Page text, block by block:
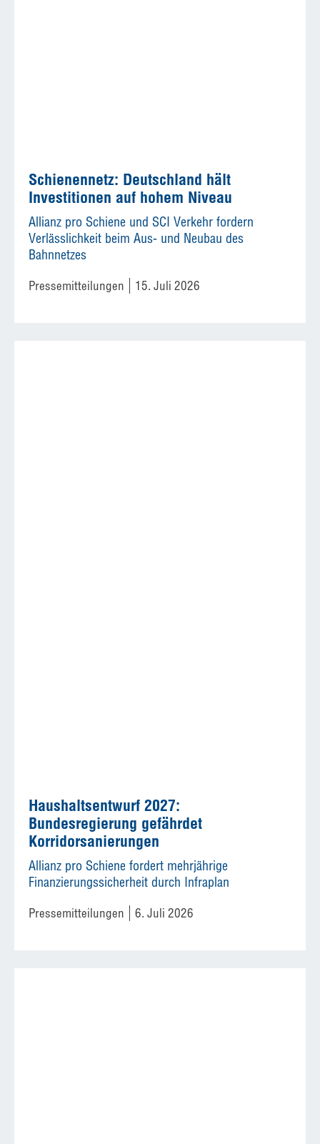
Schienennetz: Deutschland hält
Investitionen auf hohem Niveau
Allianz pro Schiene und SCI Verkehr fordern
Verlässlichkeit beim Aus- und Neubau des
Bahnnetzes
Pressemitteilungen 15. Juli 2026
Haushaltsentwurf 2027:
Bundesregierung gefährdet
Korridorsanierungen
Allianz pro Schiene fordert mehrjährige
Finanzierungssicherheit durch Infraplan
Pressemitteilungen 6. Juli 2026